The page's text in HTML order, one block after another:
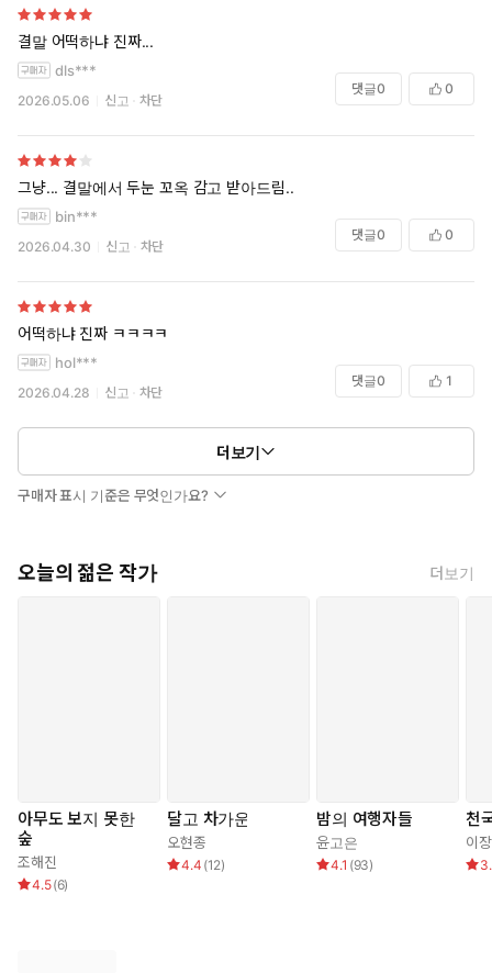
결말 어떡하냐 진짜...
dls***
2026.05.06 신고 차단
댓글0 0
그냥... 결말에서 두눈 꼬옥 감고 받아드림..
bin***
2026.04.30 신고 차단
댓글0 0
어떡하냐 진짜 ㅋㅋㅋㅋ
hol***
2026.04.28 신고 차단
댓글0 1
더보기
구매자 표시 기준은 무엇인가요?
오늘의 젊은 작가 더보기
아무도 보지 못한
숲
조해진
4.5(6)
달고 차가운
오현종
4.4 (12)
밤의 여행자들
윤고은
4.1 (93)
천
이